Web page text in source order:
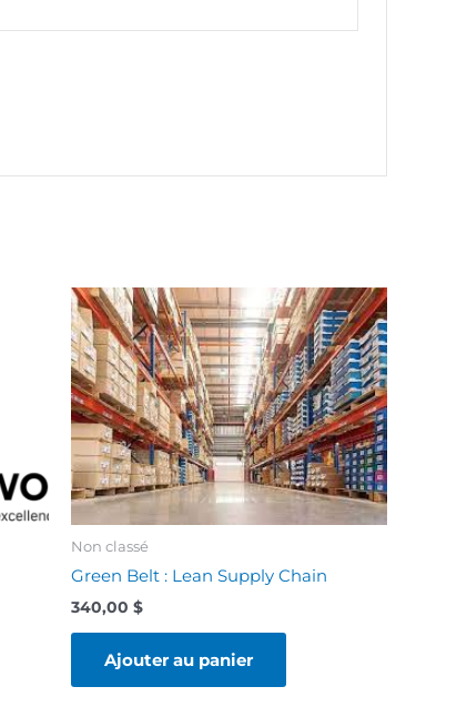
Non classé
Green Belt : Lean Supply Chain
340,00 $
Ajouter au panier